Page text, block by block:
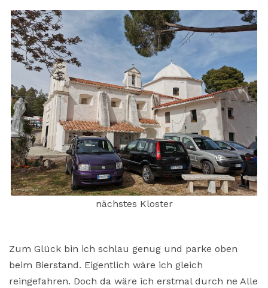
nächstes Kloster
Zum Glück bin ich schlau genug und parke oben
beim Bierstand. Eigentlich wäre ich gleich
reingefahren. Doch da wäre ich erstmal durch ne Alle